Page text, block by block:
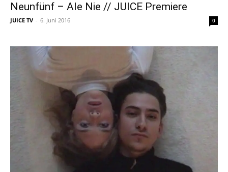
Neunfünf – Ale Nie // JUICE Premiere
JUICE TV - 6. Juni 2016 0